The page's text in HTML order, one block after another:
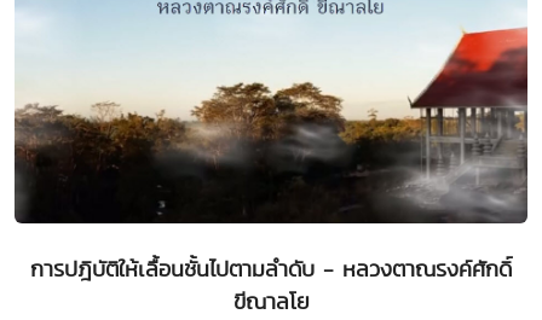
การปฎิบัติให้เลื้อนชั้นไปตามลำดับ - หลวงตาณรงค์ศักดิ์
ขีณาลโย